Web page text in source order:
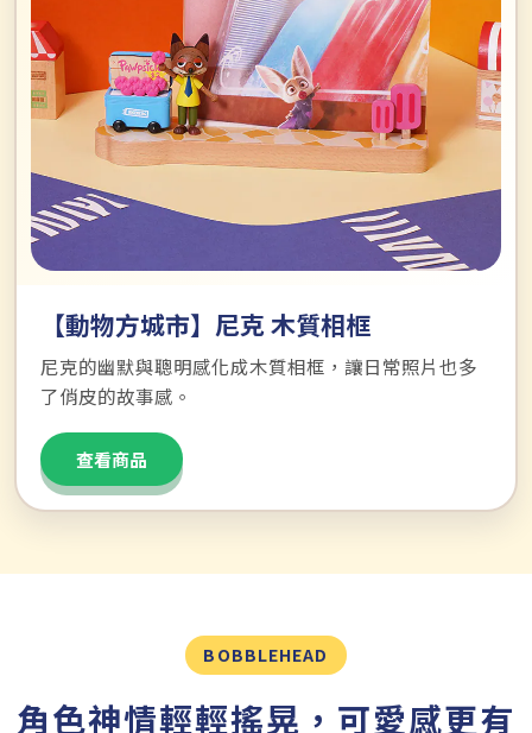
【動物方城市】尼克 木質相框
尼克的幽默與聰明感化成木質相框，讓日常照片也多
了俏皮的故事感。
查看商品
BOBBLEHEAD
角色神情輕輕搖晃，可愛感更有